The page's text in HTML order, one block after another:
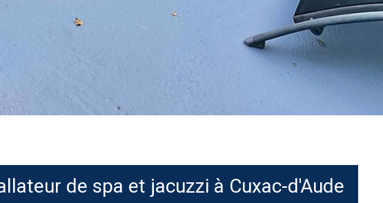
de spa et jacuzzi à Cuxac-d'Aude